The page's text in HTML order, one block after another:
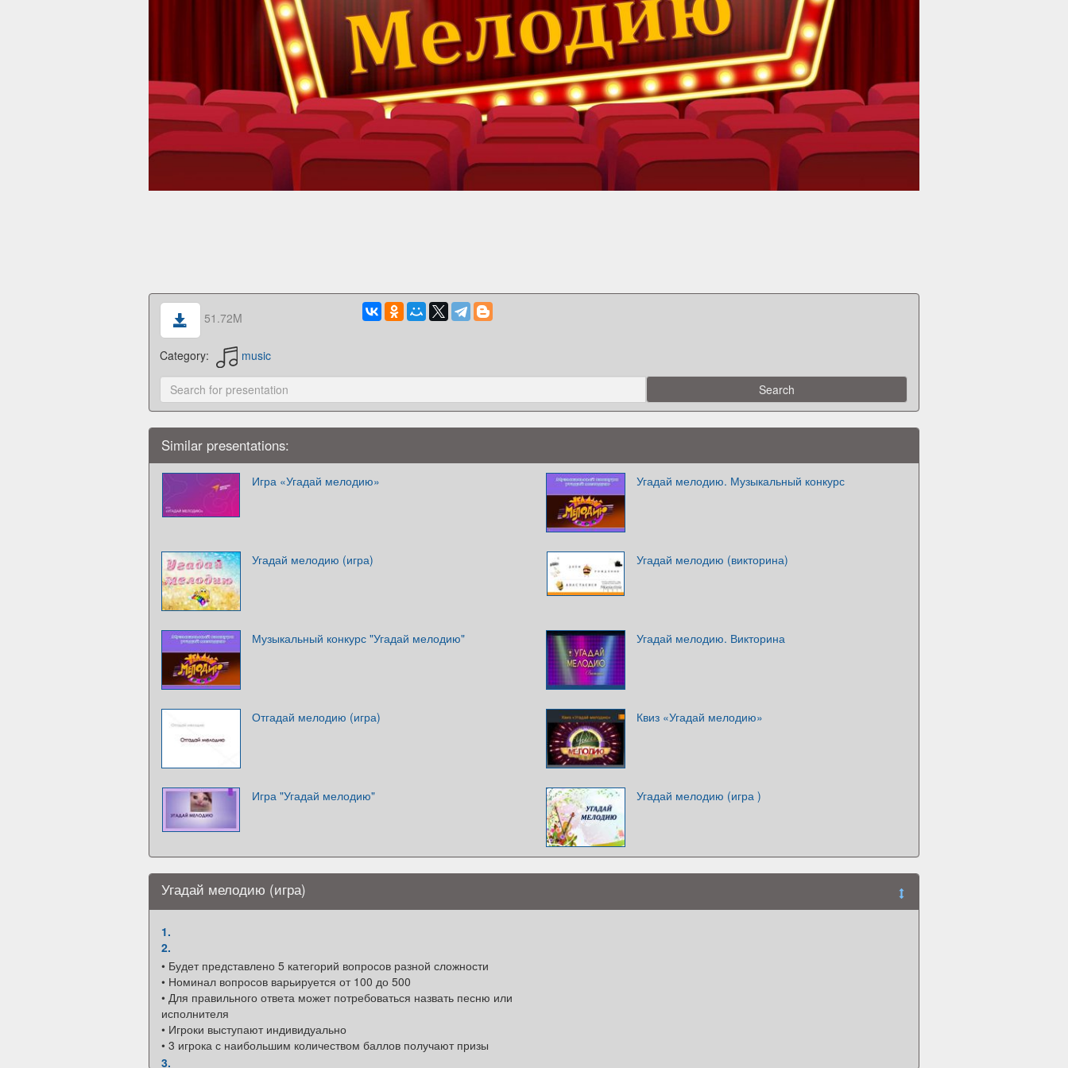
51.72M
Category: music
Similar presentations:
Игра «Угадай мелодию» Угадай мелодию. Музыкальный конкурс
Угадай мелодию (игра) Угадай мелодию (викторина)
Музыкальный конкурс "Угадай мелодию" Угадай мелодию. Викторина
Отгадай мелодию (игра) Квиз «Угадай мелодию»
Игра "Угадай мелодию" Угадай мелодию (игра )
Угадай мелодию (игра)
1.
2.
• Будет представлено 5 категорий вопросов разной сложности
• Номинал вопросов варьируется от 100 до 500
• Для правильного ответа может потребоваться назвать песню или
исполнителя
• Игроки выступают индивидуально
• 3 игрока с наибольшим количеством баллов получают призы
3.